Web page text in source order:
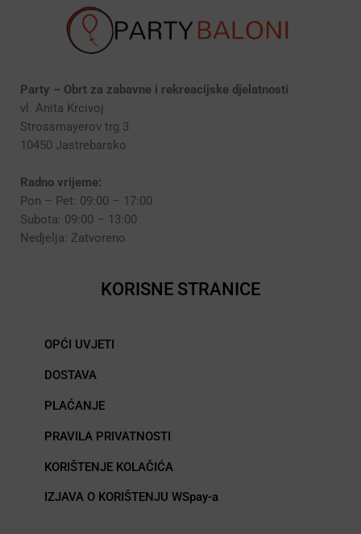
Party – Obrt za zabavne i rekreacijske djelatnosti
vl. Anita Krcivoj
Strossmayerov trg 3
10450 Jastrebarsko
Radno vrijeme:
Pon – Pet: 09:00 – 17:00
Subota: 09:00 – 13:00
Nedjelja: Zatvoreno
KORISNE STRANICE
OPĆI UVJETI
DOSTAVA
PLAĆANJE
PRAVILA PRIVATNOSTI
KORIŠTENJE KOLAČIĆA
IZJAVA O KORIŠTENJU WSpay-a